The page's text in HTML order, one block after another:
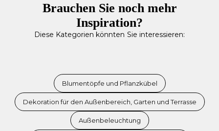
Brauchen Sie noch mehr
Inspiration?
Diese Kategorien könnten Sie interessieren:
Blumentöpfe und Pflanzkübel
Dekoration für den Außenbereich, Garten und Terrasse
Außenbeleuchtung